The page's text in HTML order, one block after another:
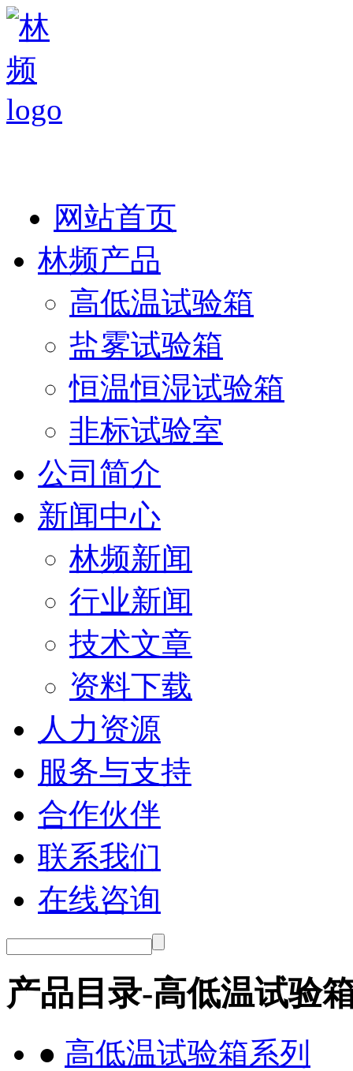
网站首页
林频产品
高低温试验箱
盐雾试验箱
恒温恒湿试验箱
非标试验室
公司简介
新闻中心
林频新闻
行业新闻
技术文章
资料下载
人力资源
服务与支持
合作伙伴
联系我们
在线咨询
产品目录-高低温试验
● 高低温试验箱系列